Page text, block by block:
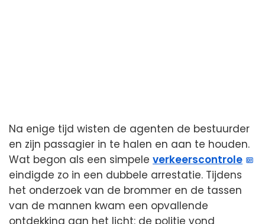
Na enige tijd wisten de agenten de bestuurder
en zijn passagier in te halen en aan te houden.
Wat begon als een simpele verkeerscontrole
eindigde zo in een dubbele arrestatie. Tijdens
het onderzoek van de brommer en de tassen
van de mannen kwam een opvallende
ontdekking aan het licht: de politie vond